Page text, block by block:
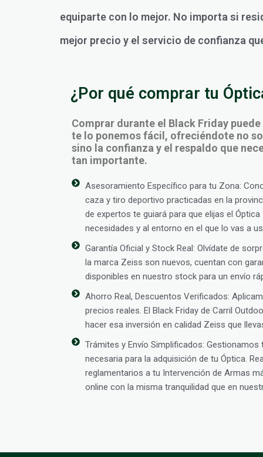
equiparte con lo mejor. No importa si
mejor precio y el servicio de confianza
¿Por qué comprar tu
Comprar durante el Black Friday
te lo ponemos fácil, ofreciéndote no
sino la confianza y el respaldo que
tan importante.
Asesoramiento Específico para tu Zona:
caza y tiro deportivo practicadas en la
de expertos te guiará para que elijas el
necesidades y al entorno en el que lo vas a
Garantía Oficial y Stock Real: Olvídate de
la marca Zeiss son nuevos, cuentan con
disponibles en nuestro stock para un envío
Ahorro Real, Descuentos Verificados:
precios reales. El Black Friday de Carril
hacer esa inversión en calidad Zeiss que
Trámites y Envío Simplificados:
necesaria para la adquisición de tu Óptica.
reglamentarios a tu Intervención de Armas
online con la misma tranquilidad que en